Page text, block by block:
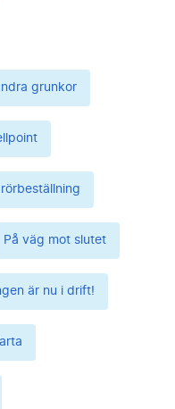
grunkor
På väg mot slutet
är nu i drift!